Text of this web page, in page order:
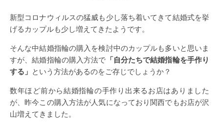
新型コロナウィルスの猛威も少し落ち着いてきて結婚式を挙
げるカップルも少し増えてきたようです。
そんな中結婚指輪の購入を検討中のカップルも多いと思いま
すが、結婚指輪の購入方法で 「自分たちで結婚指輪を手作り
する」 という方法があるのをご存じでしょうか？
数年ほど前から結婚指輪の手作り出来るお店はありました
が、昨今この購入方法が人気になっており関西でもお店が沢
山増えてきました。